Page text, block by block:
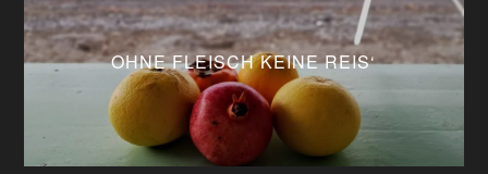
OHNE FLEISCH KEINE REIS‘